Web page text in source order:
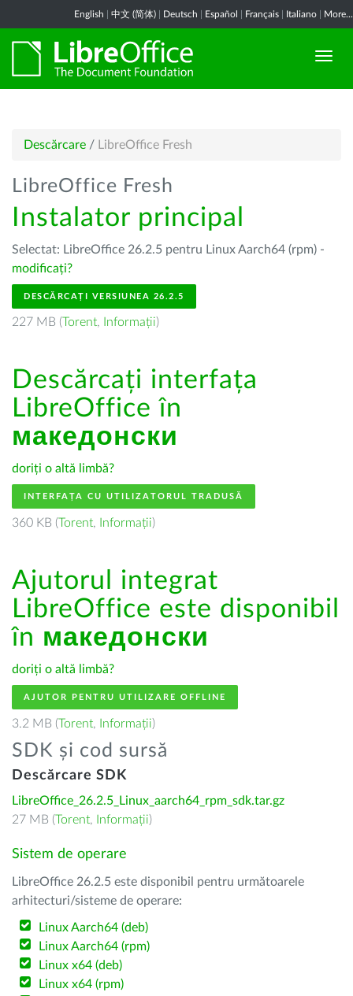
English 中文 (简体) Deutsch Español Français Italiano More...
Descărcare / LibreOffice Fresh
LibreOffice Fresh
Instalator principal
Selectat: LibreOffice 26.2.5 pentru Linux Aarch64 (rpm) -
modificați?
DESCĂRCAȚI VERSIUNEA 26.2.5
227 MB (Torent, Informații)
Descărcați interfața
LibreOffice în
македонски
doriți o altă limbă?
INTERFAȚA CU UTILIZATORUL TRADUSĂ
360 KB (Torent, Informații)
Ajutorul integrat
LibreOffice este disponibil
în македонски
doriți o altă limbă?
AJUTOR PENTRU UTILIZARE OFFLINE
3.2 MB (Torent, Informații)
SDK și cod sursă
Descărcare SDK
LibreOffice_26.2.5_Linux_aarch64_rpm_sdk.tar.gz
27 MB (Torent, Informații)
Sistem de operare
LibreOffice 26.2.5 este disponibil pentru următoarele
arhitecturi/sisteme de operare:
Linux Aarch64 (deb)
Linux Aarch64 (rpm)
Linux x64 (deb)
Linux x64 (rpm)